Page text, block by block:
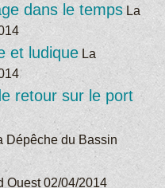
dans le temps La
et ludique La
retour sur le port
Dépêche du Bassin
Ouest 02/04/2014